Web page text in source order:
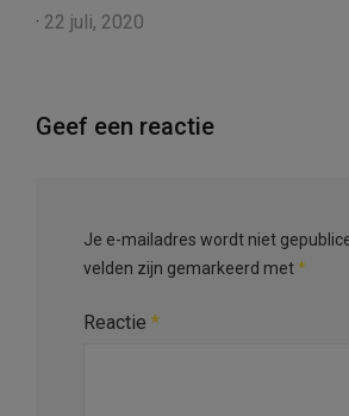
· 22 juli, 2020
Geef een reactie
Je e-mailadres wordt niet
velden zijn gemarkeerd met*
Reactie *